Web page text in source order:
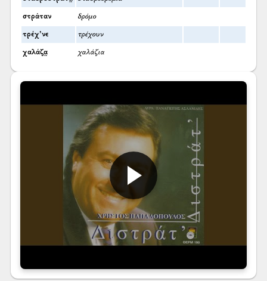
στράταν δρόμο
τρέχ’νε τρέχουν
χαλάζα̤ χαλάζια